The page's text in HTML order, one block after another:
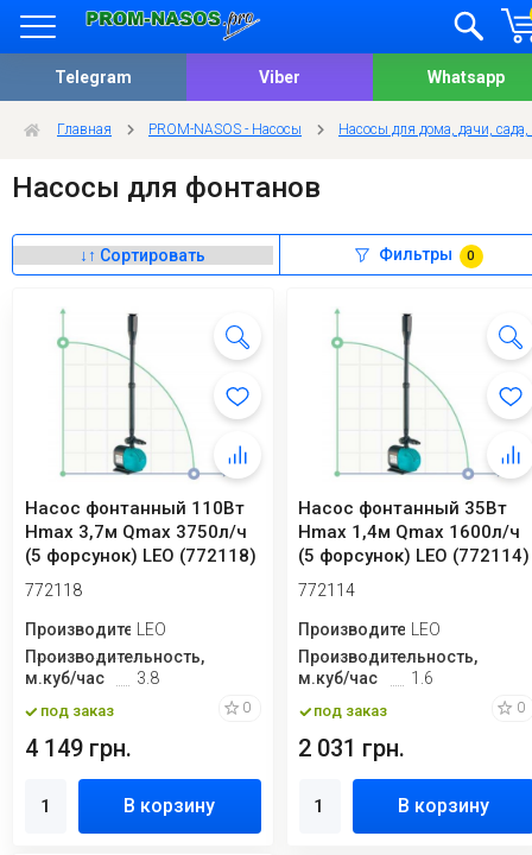
Telegram Viber Whatsapp
Главная PROM-NASOS - Насосы Насосы для дома, дачи, сада,
Насосы для фонтанов
Фильтры 0
Насос фонтанный 110Вт
Hmax 3,7м Qmax 3750л/ч
(5 форсунок) LEO (772118)
772118
ПроизводительLEO
Производительность,
м.куб/час
3.8
под заказ 0
4 149 грн.
В корзину
Насос фонтанный 35Вт
Hmax 1,4м Qmax 1600л/ч
(5 форсунок) LEO (772114)
772114
ПроизводительLEO
Производительность,
м.куб/час
1.6
под заказ 0
2 031 грн.
В корзину